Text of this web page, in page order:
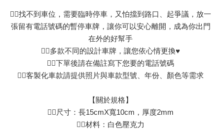
👉🏻找不到車位，需要臨時停車，又怕擋到路口、起爭議，放一
張留有電話號碼的暫停車牌，讓你可以安心離開，成為你出門
在外的好幫手
👉🏻多款不同的設計車牌，讓您依心情更換♥
👉🏻下單後請在備註寫下您要的電話號碼
👉🏻客製化車款請提供照片與車款型號、年份、顏色等需求
【關於規格】
👉🏻尺寸：長15cmX寬10cm，厚度2mm
👉🏻材料：白色壓克力